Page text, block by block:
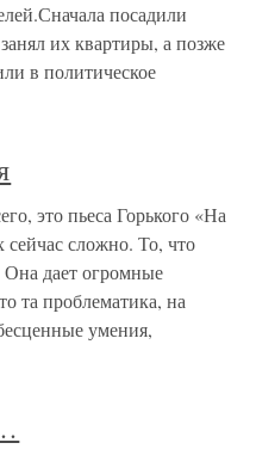
посадили
их квартиры, а позже
в политическое
это пьеса Горького «На
сейчас сложно. То, что
Она дает огромные
та проблематика, на
умения,